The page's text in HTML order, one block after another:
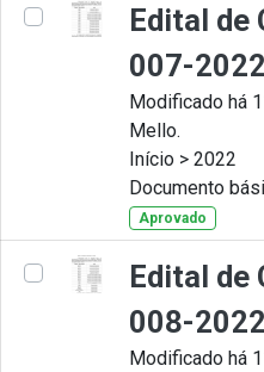
Edital de
007-2022
Modificado há
Mello.
Início > 2022
Documento
Aprovado
Edital de
008-2022
Modificado há